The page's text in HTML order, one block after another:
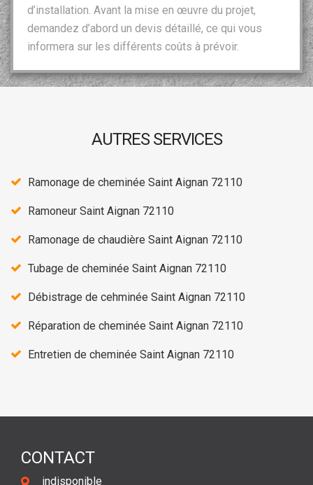
d’installation. Avant la mise en œuvre du projet,
demandez d’abord un devis détaillé, ce qui vous
informera sur les différents coûts à prévoir.
AUTRES SERVICES
Ramonage de cheminée Saint Aignan 72110
Ramoneur Saint Aignan 72110
Ramonage de chaudière Saint Aignan 72110
Tubage de cheminée Saint Aignan 72110
Débistrage de cehminée Saint Aignan 72110
Réparation de cheminée Saint Aignan 72110
Entretien de cheminée Saint Aignan 72110
CONTACT
indisponible